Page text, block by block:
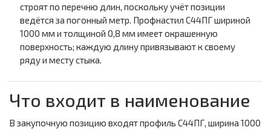
строят по перечню длин, поскольку учёт позиции
ведётся за погонный метр. Профнастил С44ПГ шириной
1000 мм и толщиной 0,8 мм имеет окрашенную
поверхность; каждую длину привязывают к своему
ряду и месту стыка.
Что входит в наименование
В закупочную позицию входят профиль С44ПГ, ширина 1000